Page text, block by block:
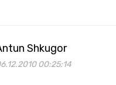
Shkugor
00:25:14